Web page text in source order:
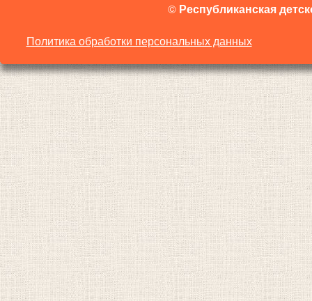
© Республиканская
Политика обработки персональных данных